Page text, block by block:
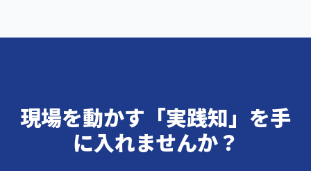
現場を動かす「実践知」を手
に入れませんか？